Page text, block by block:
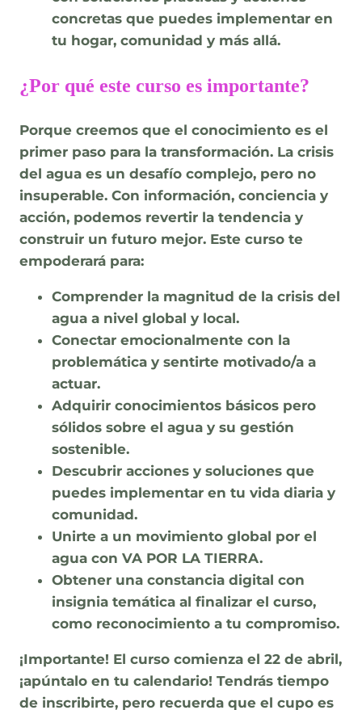
concretas que puedes implementar en
tu hogar, comunidad y más allá.
¿Por qué este curso es importante?
Porque creemos que el conocimiento es el
primer paso para la transformación. La crisis
del agua es un desafío complejo, pero no
insuperable. Con información, conciencia y
acción, podemos revertir la tendencia y
construir un futuro mejor. Este curso te
empoderará para:
Comprender la magnitud de la crisis del
agua a nivel global y local.
Conectar emocionalmente con la
problemática y sentirte motivado/a a
actuar.
Adquirir conocimientos básicos pero
sólidos sobre el agua y su gestión
sostenible.
Descubrir acciones y soluciones que
puedes implementar en tu vida diaria y
comunidad.
Unirte a un movimiento global por el
agua con VA POR LA TIERRA.
Obtener una constancia digital con
insignia temática al finalizar el curso,
como reconocimiento a tu compromiso.
¡Importante! El curso comienza el 22 de abril,
¡apúntalo en tu calendario! Tendrás tiempo
de inscribirte, pero recuerda que el cupo es